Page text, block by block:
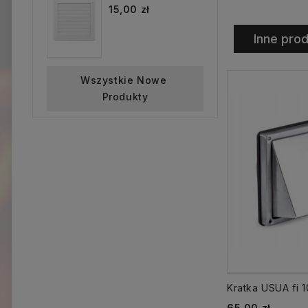
15,00 zł
Wszystkie Nowe
Produkty
Inne